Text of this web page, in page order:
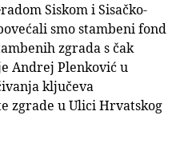
Siskom i Sisačko-
smo stambeni fond
zgrada s čak
Andrej Plenković u
ključeva
zgrade u Ulici Hrvatskog